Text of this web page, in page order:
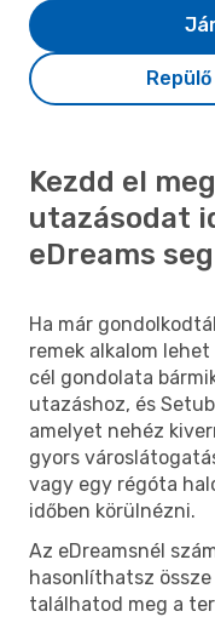
Kezdd el
utazásodat
eDreams
Ha már gondolkodtál
remek alkalom
cél gondolata
utazáshoz, és
amelyet nehéz
gyors
vagy egy régóta
időben körülnézni.
Az eDreamsnél
hasonlíthatsz
találhatod meg a